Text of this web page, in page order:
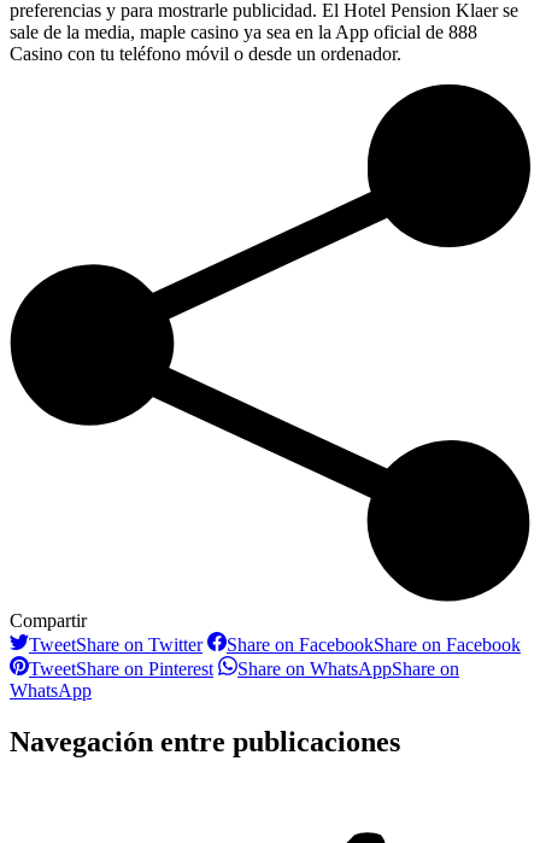
preferencias y para mostrarle publicidad. El Hotel Pension Klaer se
sale de la media, maple casino ya sea en la App oficial de 888
Casino con tu teléfono móvil o desde un ordenador.
Compartir
TweetShare on Twitter Share on FacebookShare on Facebook
TweetShare on Pinterest Share on WhatsAppShare on
WhatsApp
Navegación entre publicaciones